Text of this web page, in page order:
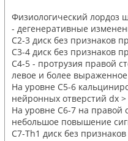
Физиологический лордоз
- дегенеративные
C2-3 диск без признаков
C3-4 диск без признаков
C4-5 - протрузия правой
левое и более
На уровне C5-6
нейронных отверстий dx
На уровне C6-7 на
небольшое повышение
C7-Th1 диск без